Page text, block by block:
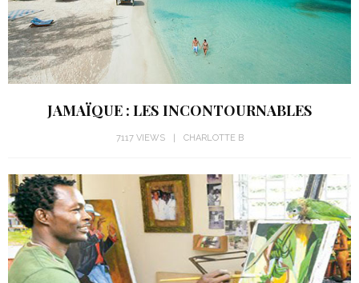
JAMAÏQUE : LES INCONTOURNABLES
7117 VIEWS CHARLOTTE B